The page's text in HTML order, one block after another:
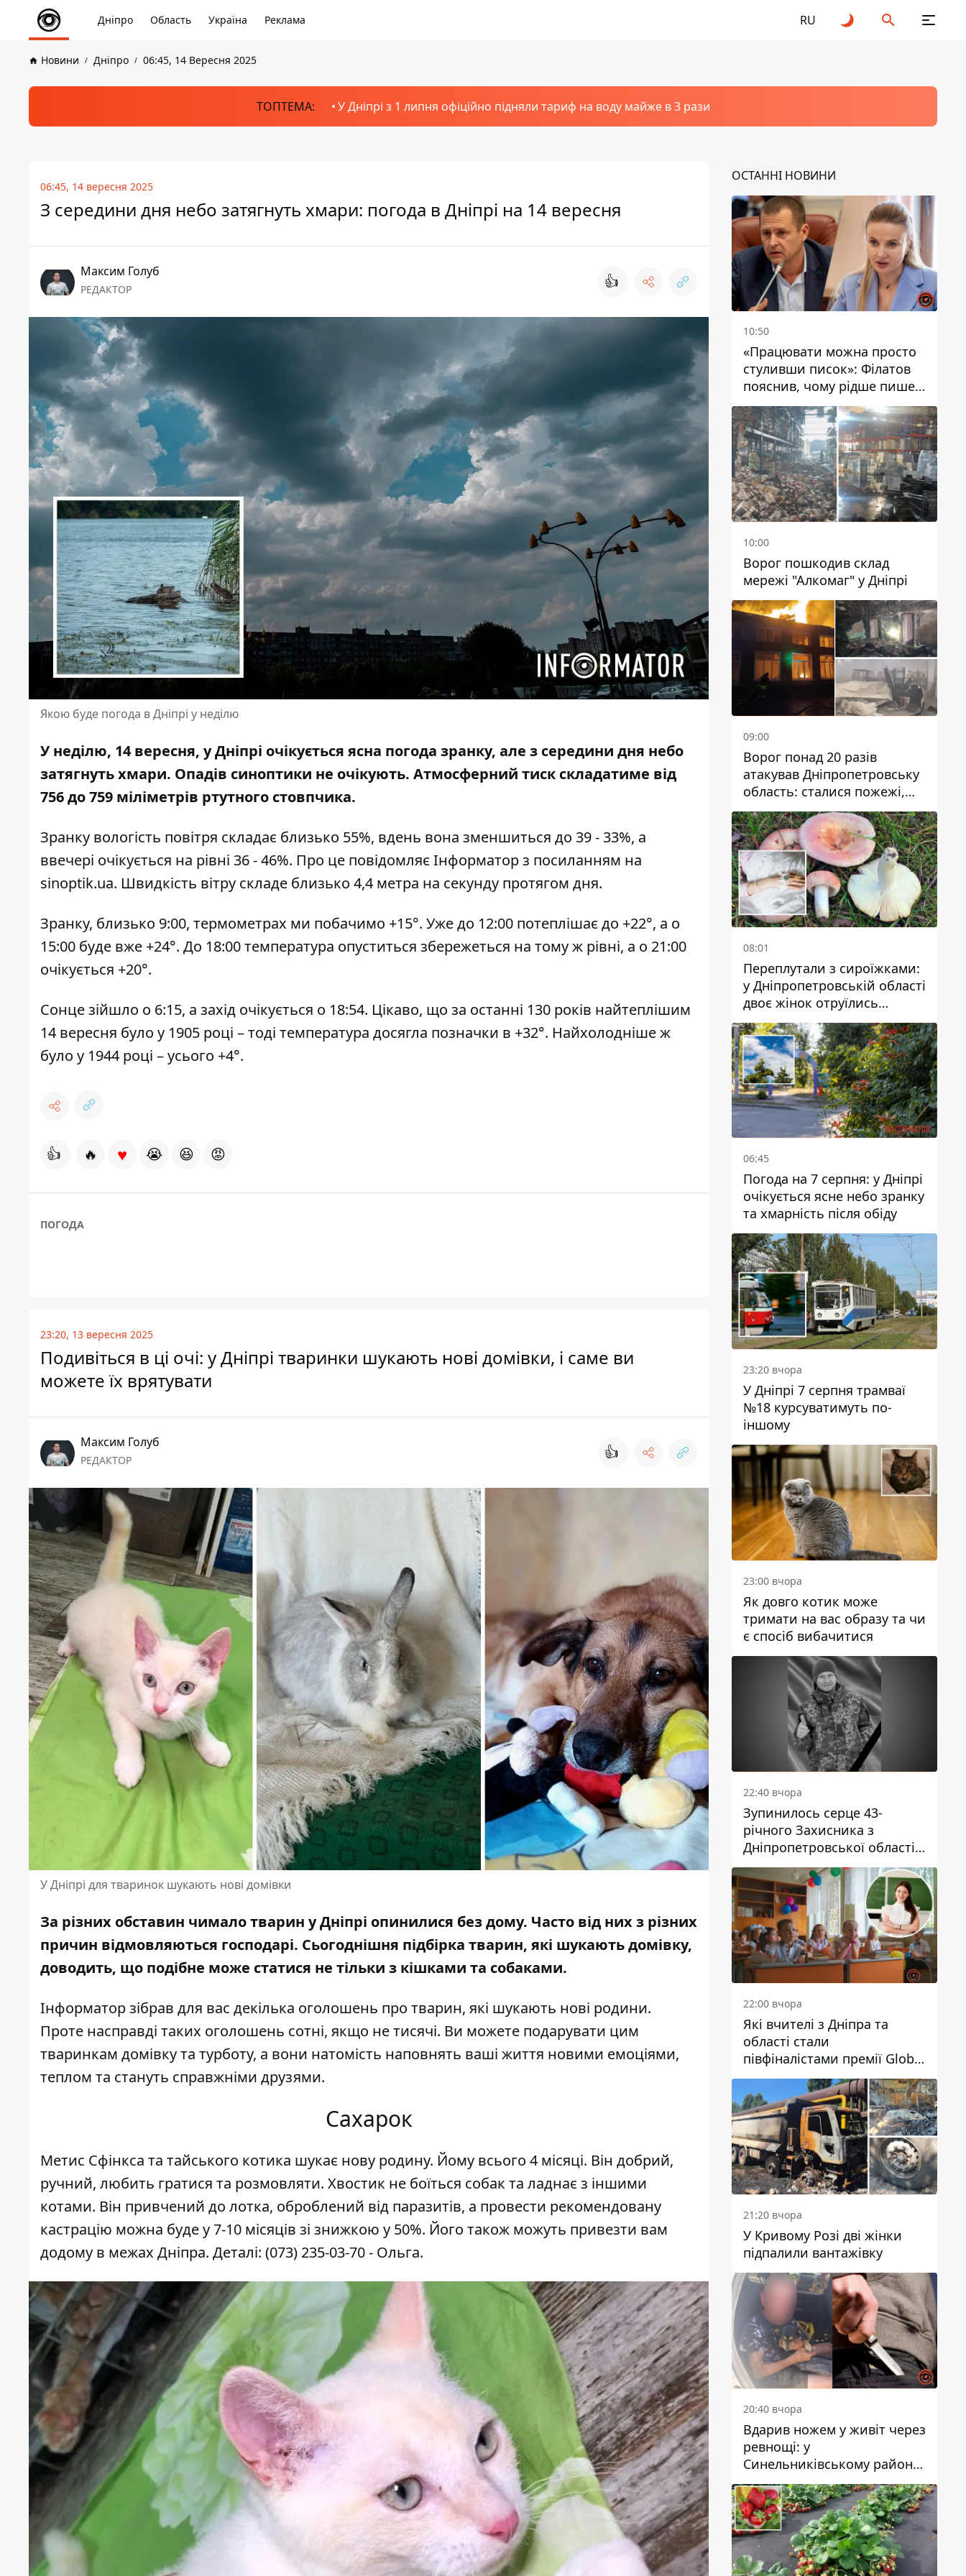
Дніпро Область Україна Реклама RU
Новини Дніпро 06:45, 14 Вересня 2025
ТОПТЕМА: У Дніпрі з 1 липня офіційно підняли тариф на воду майже в 3 рази
06:45, 14 вересня 2025
З середини дня небо затягнуть хмари: погода в Дніпрі на 14 вересня
Максим Голуб
РЕДАКТОР 👍
Якою буде погода в Дніпрі у неділю
У неділю, 14 вересня, у Дніпрі очікується ясна погода зранку, але з середини дня небо
затягнуть хмари. Опадів синоптики не очікують. Атмосферний тиск складатиме від
756 до 759 міліметрів ртутного стовпчика.
Зранку вологість повітря складає близько 55%, вдень вона зменшиться до 39 - 33%, а
ввечері очікується на рівні 36 - 46%. Про це повідомляє Інформатор з посиланням на
sinoptik.ua. Швидкість вітру складе близько 4,4 метра на секунду протягом дня.
Зранку, близько 9:00, термометрах ми побачимо +15°. Уже до 12:00 потеплішає до +22°, а о
15:00 буде вже +24°. До 18:00 температура опуститься збережеться на тому ж рівні, а о 21:00
очікується +20°.
Сонце зійшло о 6:15, а захід очікується о 18:54. Цікаво, що за останні 130 років найтеплішим
14 вересня було у 1905 році – тоді температура досягла позначки в +32°. Найхолодніше ж
було у 1944 році – усього +4°.
👍 🔥 ♥ 😭 😆 😡
ПОГОДА
23:20, 13 вересня 2025
Подивіться в ці очі: у Дніпрі тваринки шукають нові домівки, і саме ви
можете їх врятувати
Максим Голуб
РЕДАКТОР 👍
У Дніпрі для тваринок шукають нові домівки
За різних обставин чимало тварин у Дніпрі опинилися без дому. Часто від них з різних
причин відмовляються господарі. Сьогоднішня підбірка тварин, які шукають домівку,
доводить, що подібне може статися не тільки з кішками та собаками.
Інформатор зібрав для вас декілька оголошень про тварин, які шукають нові родини.
Проте насправді таких оголошень сотні, якщо не тисячі. Ви можете подарувати цим
тваринкам домівку та турботу, а вони натомість наповнять ваші життя новими емоціями,
теплом та стануть справжніми друзями.
Сахарок
Метис Сфінкса та тайського котика шукає нову родину. Йому всього 4 місяці. Він добрий,
ручний, любить гратися та розмовляти. Хвостик не боїться собак та ладнає з іншими
котами. Він привчений до лотка, оброблений від паразитів, а провести рекомендовану
кастрацію можна буде у 7-10 місяців зі знижкою у 50%. Його також можуть привезти вам
додому в межах Дніпра. Деталі: (073) 235-03-70- Ольга.
ОСТАННІ НОВИНИ
10:50
«Працювати можна просто
стуливши писок»: Філатов
пояснив, чому рідше пише у
соцмережах та
розкритикував медійність
чиновників
10:00
Ворог пошкодив склад
мережі "Алкомаг" у Дніпрі
09:00
Ворог понад 20 разів
атакував Дніпропетровську
область: сталися пожежі,
постраждали будинки,
інфраструктура та авто
08:01
Переплутали з сироїжками:
у Дніпропетровській області
двоє жінок отруїлись
грибами
06:45
Погода на 7 серпня: у Дніпрі
очікується ясне небо зранку
та хмарність після обіду
23:20 вчора
У Дніпрі 7 серпня трамваї
№18 курсуватимуть по-
іншому
23:00 вчора
Як довго котик може
тримати на вас образу та чи
є спосіб вибачитися
22:40 вчора
Зупинилось серце 43-
річного Захисника з
Дніпропетровської області
Євгена Зінченка
22:00 вчора
Які вчителі з Дніпра та
області стали
півфіналістами премії Global
Teacher Prize Ukraine 2026
21:20 вчора
У Кривому Розі дві жінки
підпалили вантажівку
20:40 вчора
Вдарив ножем у живіт через
ревнощі: у
Синельниківському районі
затримали 49-річного
чоловіка за вбивство